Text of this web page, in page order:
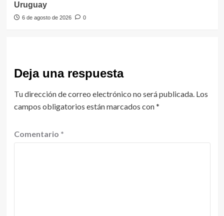
Uruguay
6 de agosto de 2026 0
Deja una respuesta
Tu dirección de correo electrónico no será publicada. Los
campos obligatorios están marcados con*
Comentario *